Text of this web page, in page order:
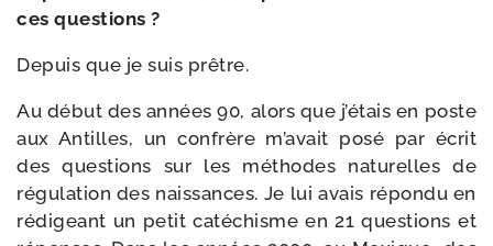
ces questions ?
Depuis que je suis prêtre.
Au début des années 90, alors que j’étais en poste
aux Antilles, un confrère m’avait posé par écrit
des ques­tions sur les méthodes natu­relles de
régu­la­tion des nais­sances. Je lui avais répon­du en
rédi­geant un petit caté­chisme en 21 ques­tions et